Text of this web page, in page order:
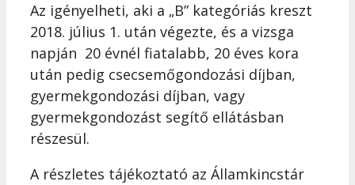
Az igényelheti, aki a „B” kategóriás kreszt
2018. július 1. után végezte, és a vizsga
napján 20 évnél fiatalabb, 20 éves kora
után pedig csecsemőgondozási díjban,
gyermekgondozási díjban, vagy
gyermekgondozást segítő ellátásban
részesül.
A részletes tájékoztató az Államkincstár